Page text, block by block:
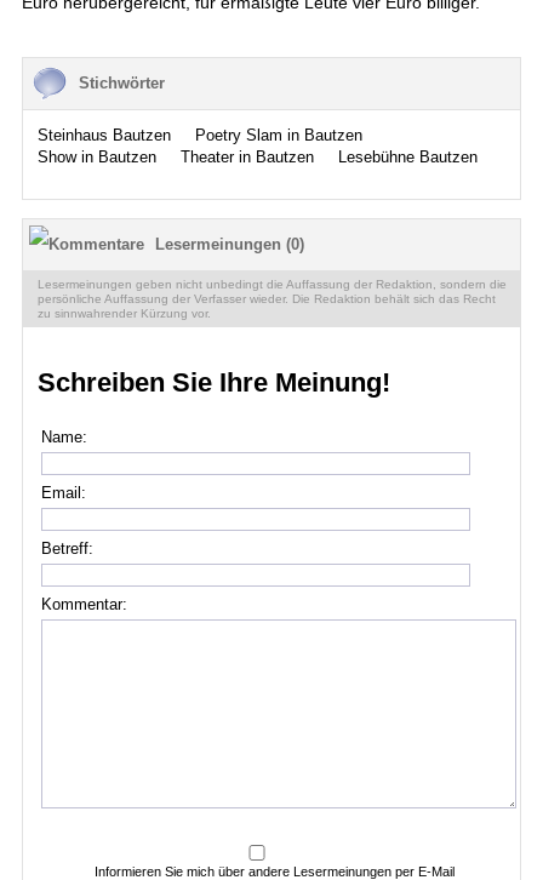
Stichwörter
Steinhaus Bautzen
Poetry Slam in Bautzen
Show in Bautzen
Theater in Bautzen Lesebühne Bautzen
Lesermeinungen (0)
Lesermeinungen geben nicht unbedingt die Auffassung der Redaktion, sondern die
persönliche Auffassung der Verfasser wieder. Die Redaktion behält sich das Recht
zu sinnwahrender Kürzung vor.
Schreiben Sie Ihre Meinung!
Name:
Email:
Betreff:
Kommentar:
Informieren Sie mich über andere Lesermeinungen per E-Mail